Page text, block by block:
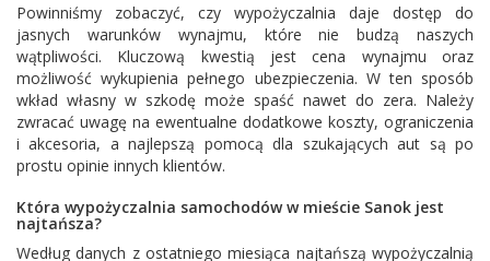
Powinniśmy zobaczyć, czy wypożyczalnia daje dostęp do
jasnych warunków wynajmu, które nie budzą naszych
wątpliwości. Kluczową kwestią jest cena wynajmu oraz
możliwość wykupienia pełnego ubezpieczenia. W ten sposób
wkład własny w szkodę może spaść nawet do zera. Należy
zwracać uwagę na ewentualne dodatkowe koszty, ograniczenia
i akcesoria, a najlepszą pomocą dla szukających aut są po
prostu opinie innych klientów.
Która wypożyczalnia samochodów w mieście Sanok jest
najtańsza?
Według danych z ostatniego miesiąca najtańszą wypożyczalnią